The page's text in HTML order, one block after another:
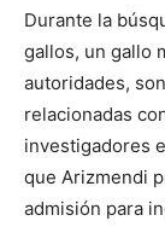
Durante la
gallos, un gallo
autoridades,
relacionadas
investigadores
que Arizmendi
admisión para